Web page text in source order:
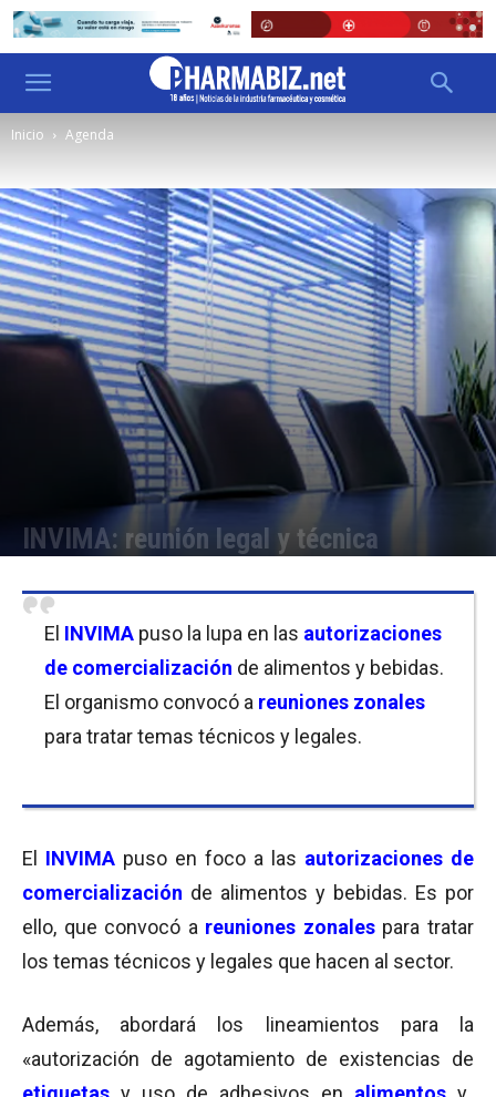
Inicio Agenda
INVIMA: reunión legal y técnica
El INVIMA puso la lupa en las autorizaciones
de comercialización de alimentos y bebidas.
El organismo convocó a reuniones zonales
para tratar temas técnicos y legales.
El INVIMA puso en foco a las autorizaciones de
comercialización de alimentos y bebidas. Es por
ello, que convocó a reuniones zonales para tratar
los temas técnicos y legales que hacen al sector.
Además, abordará los lineamientos para la
«autorización de agotamiento de existencias de